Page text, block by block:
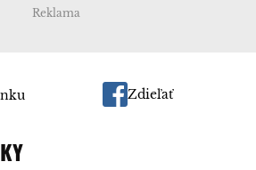
Reklama
Zdieľať